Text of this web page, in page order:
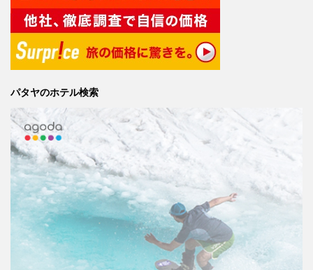
パタヤのホテル検索